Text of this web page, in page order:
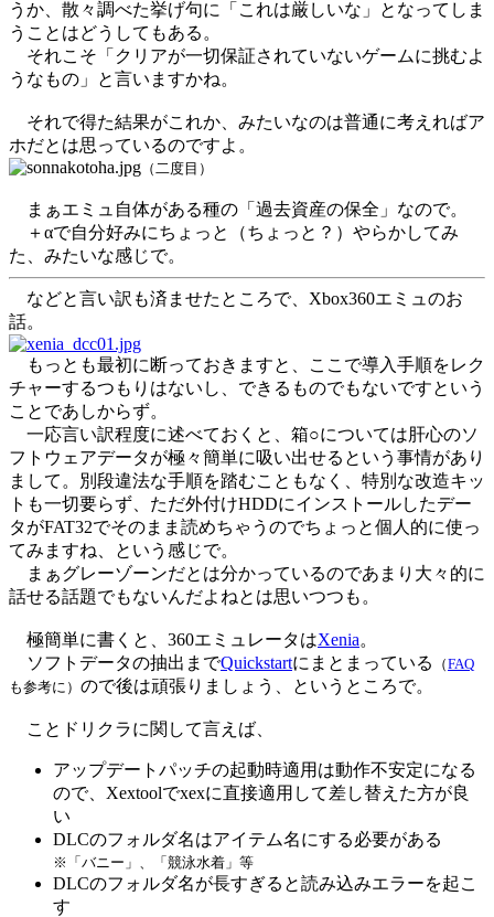
うか、散々調べた挙げ句に「これは厳しいな」となってしま
うことはどうしてもある。
それこそ「クリアが一切保証されていないゲームに挑むよ
うなもの」と言いますかね。
それで得た結果がこれか、みたいなのは普通に考えればア
ホだとは思っているのですよ。
（二度目）
まぁエミュ自体がある種の「過去資産の保全」なので。
＋αで自分好みにちょっと（ちょっと？）やらかしてみ
た、みたいな感じで。
などと言い訳も済ませたところで、Xbox360エミュのお
話。
もっとも最初に断っておきますと、ここで導入手順をレク
チャーするつもりはないし、できるものでもないですという
ことであしからず。
一応言い訳程度に述べておくと、箱○については肝心のソ
フトウェアデータが極々簡単に吸い出せるという事情があり
まして。別段違法な手順を踏むこともなく、特別な改造キッ
トも一切要らず、ただ外付けHDDにインストールしたデー
タがFAT32でそのまま読めちゃうのでちょっと個人的に使っ
てみますね、という感じで。
まぁグレーゾーンだとは分かっているのであまり大々的に
話せる話題でもないんだよねとは思いつつも。
極簡単に書くと、360エミュレータはXenia。
ソフトデータの抽出までQuickstartにまとまっている （FAQ
も参考に） ので後は頑張りましょう、というところで。
ことドリクラに関して言えば、
アップデートパッチの起動時適用は動作不安定になる
ので、Xextoolでxexに直接適用して差し替えた方が良
い
DLCのフォルダ名はアイテム名にする必要がある
※「バニー」、「競泳水着」等
DLCのフォルダ名が長すぎると読み込みエラーを起こ
す